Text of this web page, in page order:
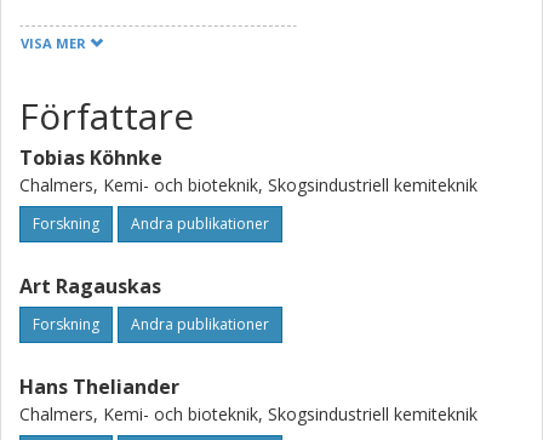
structures by solidification of a solvent. Effects of xylan
different ways to stabilize the formed structures are
presented. Furthermore, it is demonstrated how
crosslinking during the freeze-casting process enables
production of nanoreinforced hydrogels with tailored
porous structures.
VISA MER
Författare
Tobias Köhnke
Chalmers, Kemi- och bioteknik, Skogsindustriell kemiteknik
Forskning Andra publikationer
Art Ragauskas
Forskning Andra publikationer
Hans Theliander
Chalmers, Kemi- och bioteknik, Skogsindustriell kemiteknik